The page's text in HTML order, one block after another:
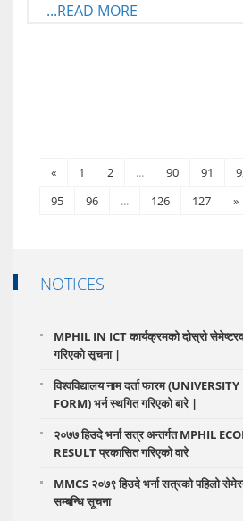
...READ MORE
« 1 2 ... 90 91
95
96 ... 126 127 »
NOTICES
MPHIL IN ICT कार्यक्रमको दोस्रो
गरिएको सृ्चना |
विश्वविद्यालय नाम दर्ता फारम
FORM) भर्न स्थगित गरिएको बारे |
२०७७ हिउदे भर्ना सत्र अन्तर्गत MPHIL
RESULT प्रकासित गरिएको वारे
MMCS २०७९ हिउदे भर्ना सत्रको पहिलो
सम्बन्धि सूचना